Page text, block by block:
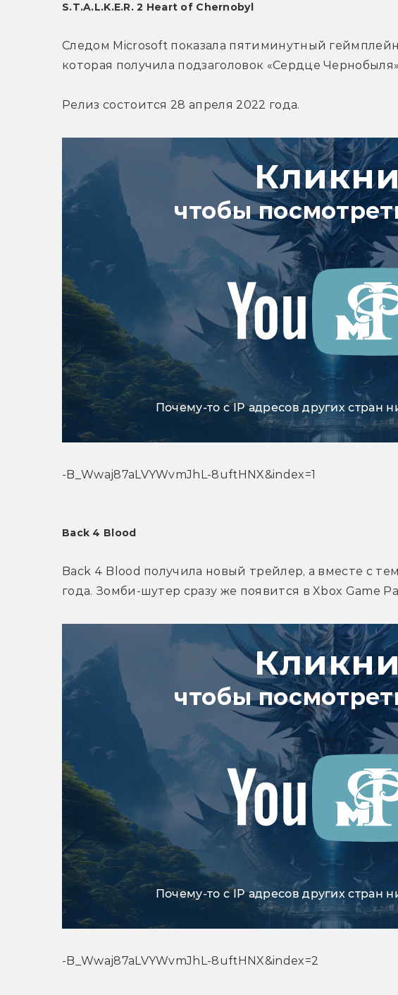
S.T.A.L.K.E.R. 2 Heart of Chernobyl
Следом Microsoft показала пятиминутный
которая получила подзаголовок «Сердце
Релиз состоится 28 апреля 2022 года.
чтобы
Почему-то с IP адресов других стран
-B_Wwaj87aLVYWvmJhL-8uftHNX&index=1
Back 4 Blood
Back 4 Blood получила новый трейлер, а вместе с
года. Зомби-шутер сразу же появится в Xbox Game
чтобы
Почему-то с IP адресов других стран
-B_Wwaj87aLVYWvmJhL-8uftHNX&index=2